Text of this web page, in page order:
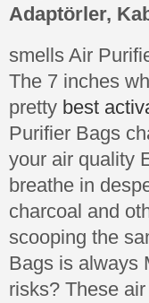
Adaptörler,
smells Air
The 7 inches
pretty best
Purifier Bags
your air quality
breathe in
charcoal and
scooping the
Bags is always
risks? These